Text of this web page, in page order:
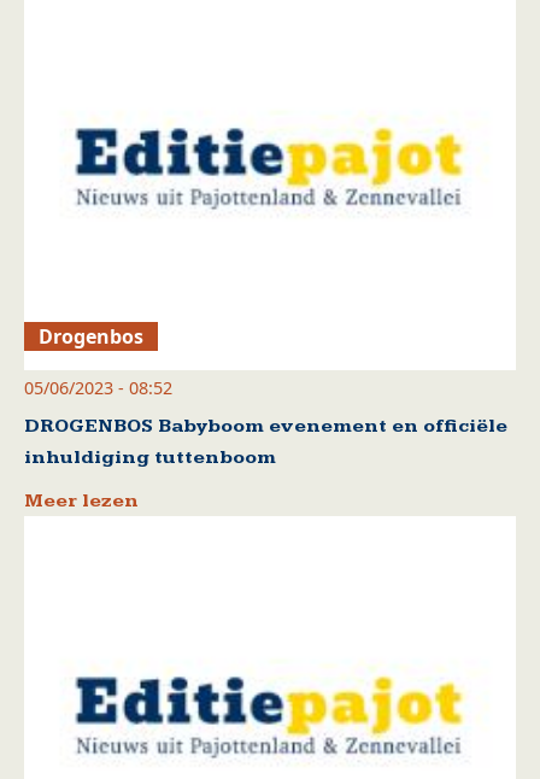
Drogenbos
05/06/2023 - 08:52
DROGENBOS Babyboom evenement en officiële
inhuldiging tuttenboom
Meer lezen